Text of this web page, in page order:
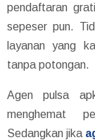
pendaftaran
sepeser pun.
layanan yang
tanpa potongan.
Agen pulsa
menghemat
Sedangkan jika